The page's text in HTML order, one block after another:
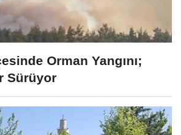
Orman Yangını;
Sürüyor